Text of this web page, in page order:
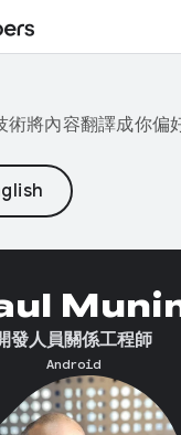
將內容翻譯成你偏
發人員關係工程師
Android